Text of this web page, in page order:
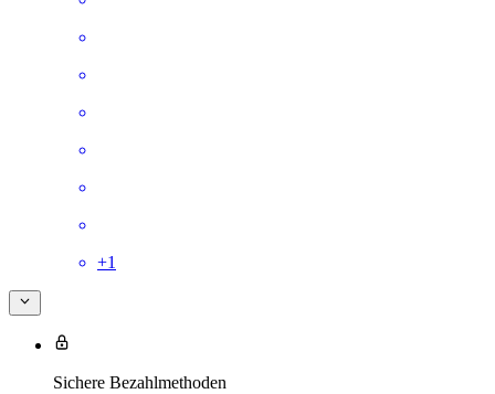
+1
Sichere Bezahlmethoden